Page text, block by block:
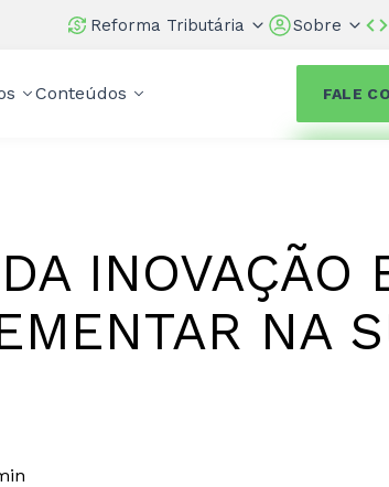
Reforma Tributária Sobre
Conteúdos FALE
INOVAÇÃO
NA